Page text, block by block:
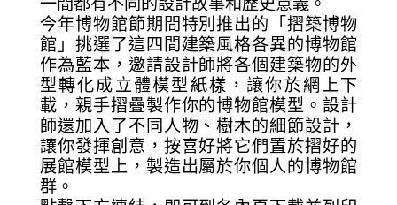
一間都有不同的設計故事和歷史意義。
今年博物館節期間特別推出的「摺築博物
館」挑選了這四間建築風格各異的博物館
作為藍本，邀請設計師將各個建築物的外
型轉化成立體模型紙樣，讓你於網上下
載，親手摺疊製作你的博物館模型。設計
師還加入了不同人物、樹木的細節設計，
讓你發揮創意，按喜好將它們置於摺好的
展館模型上，製造出屬於你個人的博物館
群。